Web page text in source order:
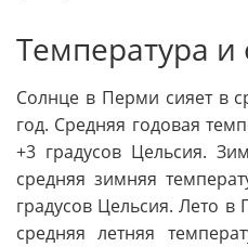
Температура и
Солнце в Перми сияет в
год. Средняя годовая
+3 градусов Цельсия.
средняя зимняя
градусов Цельсия. Лето в
средняя летняя